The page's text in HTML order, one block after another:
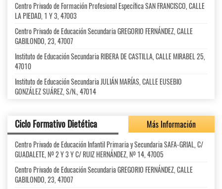
Centro Privado de Formación Profesional Específica SAN FRANCISCO, CALLE
LA PIEDAD, 1 Y 3, 47003
Centro Privado de Educación Secundaria GREGORIO FERNÁNDEZ, CALLE
GABILONDO, 23, 47007
Instituto de Educación Secundaria RIBERA DE CASTILLA, CALLE MIRABEL 25,
47010
Instituto de Educación Secundaria JULIÁN MARÍAS, CALLE EUSEBIO
GONZÁLEZ SUÁREZ, S/N., 47014
Ciclo Formativo Dietética Más Información
Centro Privado de Educación Infantil Primaria y Secundaria SAFA-GRIAL, C/
GUADALETE, Nº 2 Y 3 Y C/ RUIZ HERNÁNDEZ, Nº 14, 47005
Centro Privado de Educación Secundaria GREGORIO FERNÁNDEZ, CALLE
GABILONDO, 23, 47007